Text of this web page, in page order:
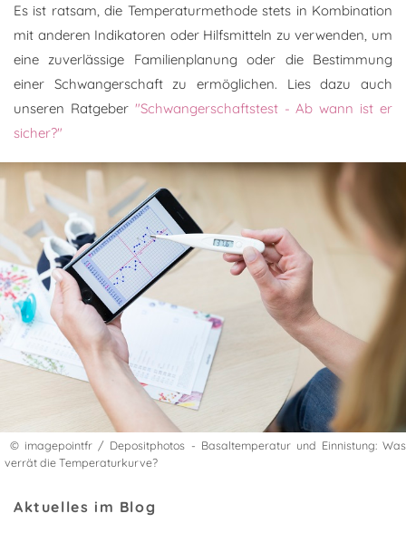
Es ist ratsam, die Temperaturmethode stets in Kombination
mit anderen Indikatoren oder Hilfsmitteln zu verwenden, um
eine zuverlässige Familienplanung oder die Bestimmung
einer Schwangerschaft zu ermöglichen. Lies dazu auch
unseren Ratgeber "Schwangerschaftstest - Ab wann ist er
sicher?"
© imagepointfr / Depositphotos - Basaltemperatur und Einnistung: Was
verrät die Temperaturkurve?
Aktuelles im Blog